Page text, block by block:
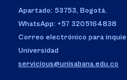
Apartado: 53753, Bogotá.
WhatsApp: +57 3205164838
Correo electrónico para
Universidad
servicious@unisabana.edu.co